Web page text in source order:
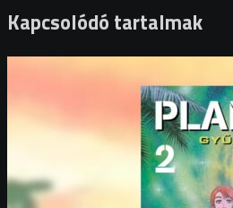
Kapcsolódó tartalmak